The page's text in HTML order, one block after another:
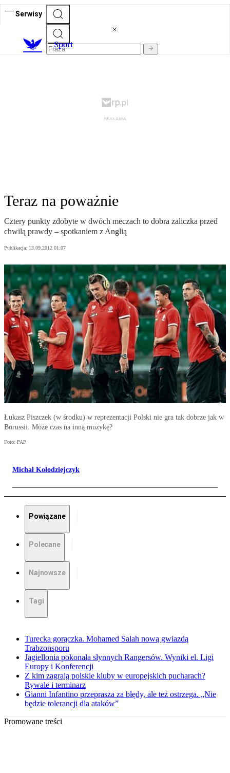
Serwisy
Sport
Teraz na poważnie
Cztery punkty zdobyte w dwóch meczach to dobra zaliczka przed
chwilą prawdy – spotkaniem z Anglią
Publikacja: 13.09.2012 01:07
Łukasz Piszczek (w środku) w reprezentacji Polski nie gra tak dobrze jak w
Borussii. Może czas na inną muzykę?
Foto: PAP
Michał Kołodziejczyk
Powiązane
Polecane
Najnowsze
Tagi
Turecka gorączka. Mohamed Salah nową gwiazdą
Trabzonsporu
Jagiellonia pokonała słynnych Rangersów. Wyniki el. Ligi
Europy i Konferencji
Z kim zagrają polskie kluby w europejskich pucharach?
Rywale i terminarz
Gianni Infantino przeprasza za błędy, ale też ostrzega. „Nie
będzie tolerancji dla ataków”
Promowane treści